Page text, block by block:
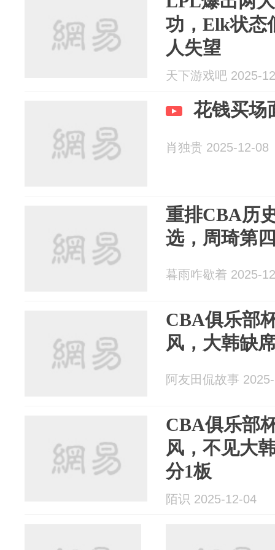
功，Elk状态
人失望
天下游戏吧 2025-
花钱买场
肖独贵 2025-12-08
重排CBA历
选，周琦第
暮雨咋歇着 2025-
CBA俱乐部
风，大韩缺
阿友田侃故事
CBA俱乐部
风，不见大
分1板
陌识 2025-12-04